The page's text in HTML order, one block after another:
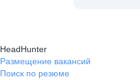
HeadHunter
Размещение вакансий
Поиск по резюме